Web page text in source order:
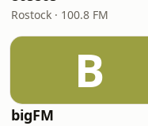
Rostock · 100.8 FM
B
bigFM